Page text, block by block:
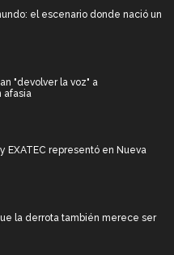
el escenario donde nació un
"devolver la voz" a
afasia
EXATEC representó en Nueva
la derrota también merece ser